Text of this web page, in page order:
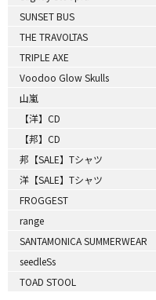
SUNSET BUS
THE TRAVOLTAS
TRIPLE AXE
Voodoo Glow Skulls
山嵐
【洋】CD
【邦】CD
邦【SALE】Tシャツ
洋【SALE】Tシャツ
FROGGEST
range
SANTAMONICA SUMMERWEAR
seedleSs
TOAD STOOL